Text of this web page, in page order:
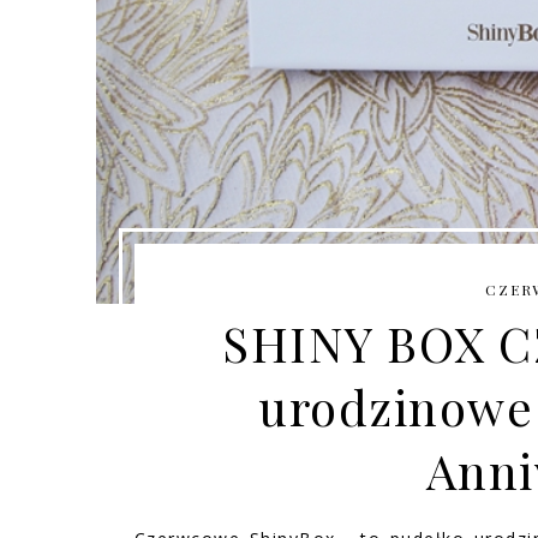
SHINY BOX